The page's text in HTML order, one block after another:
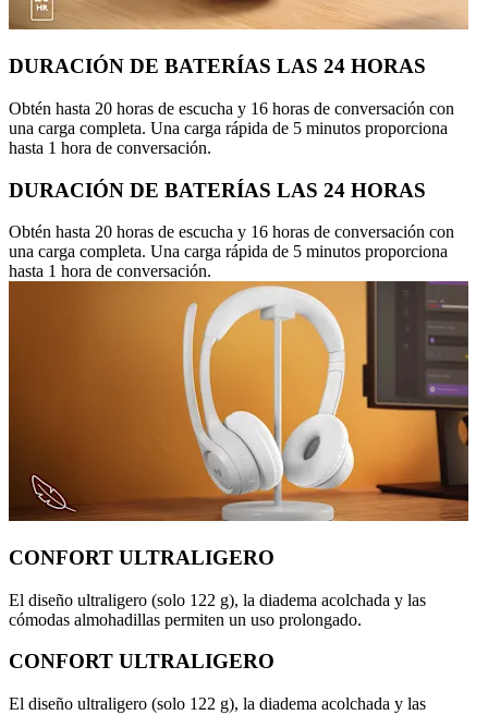
DURACIÓN DE BATERÍAS LAS 24 HORAS
Obtén hasta 20 horas de escucha y 16 horas de conversación con
una carga completa. Una carga rápida de 5 minutos proporciona
hasta 1 hora de conversación.
DURACIÓN DE BATERÍAS LAS 24 HORAS
Obtén hasta 20 horas de escucha y 16 horas de conversación con
una carga completa. Una carga rápida de 5 minutos proporciona
hasta 1 hora de conversación.
CONFORT ULTRALIGERO
El diseño ultraligero (solo 122 g), la diadema acolchada y las
cómodas almohadillas permiten un uso prolongado.
CONFORT ULTRALIGERO
El diseño ultraligero (solo 122 g), la diadema acolchada y las